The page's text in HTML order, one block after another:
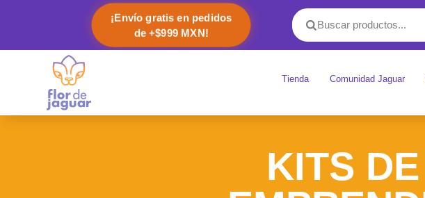
¡Envío gratis en pedidos
de +$999 MXN!
Tienda Comunidad Jaguar
KITS